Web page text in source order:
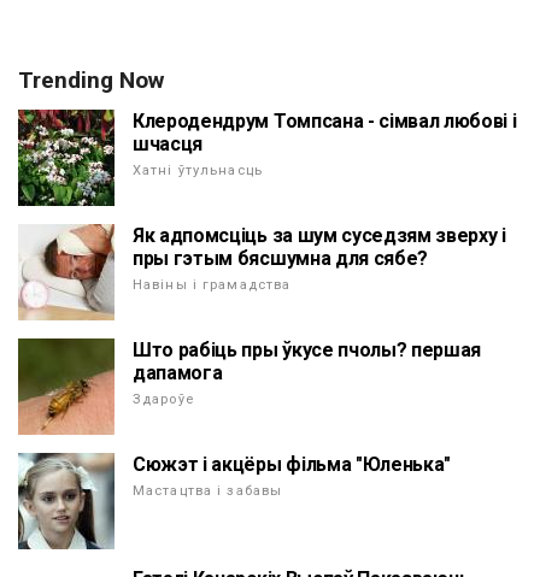
Trending Now
Клеродендрум Томпсана - сімвал любові і
шчасця
Хатні ўтульнасць
Як адпомсціць за шум суседзям зверху і
пры гэтым бясшумна для сябе?
Навіны і грамадства
Што рабіць пры ўкусе пчолы? першая
дапамога
Здароўе
Сюжэт і акцёры фільма "Юленька"
Мастацтва і забавы